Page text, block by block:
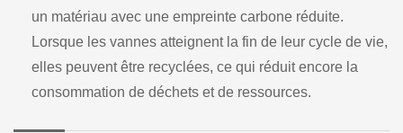
un matériau avec une empreinte carbone réduite.
Lorsque les vannes atteignent la fin de leur cycle de vie,
elles peuvent être recyclées, ce qui réduit encore la
consommation de déchets et de ressources.